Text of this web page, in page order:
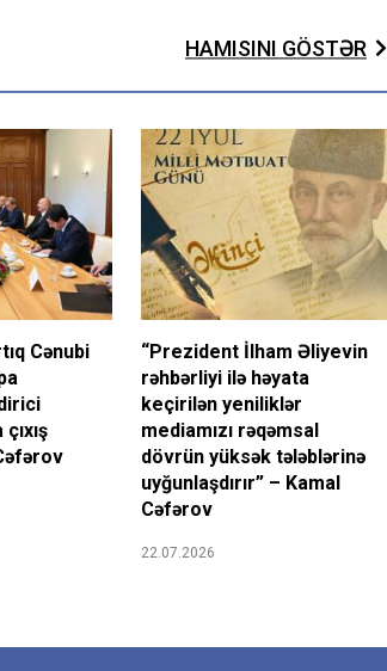
HAMISINI GÖSTƏR
Cənubi
“Prezident İlham Əliyevin
rəhbərliyi ilə həyata
keçirilən yeniliklər
mediamızı rəqəmsal
dövrün yüksək tələblərinə
uyğunlaşdırır” – Kamal
Cəfərov
22.07.2026